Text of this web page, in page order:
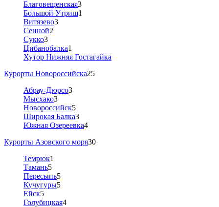
Благовещенская3
Большой Утриш1
Витязево3
Сенной2
Сукко3
Цибанобалка1
Хутор Нижняя Гостагайка
Курорты Новороссийска25
Абрау-Дюрсо3
Мысхако3
Новороссийск5
Широкая Балка3
Южная Озереевка4
Курорты Азовского моря30
Темрюк1
Тамань5
Пересыпь5
Кучугуры5
Ейск5
Голубицкая4